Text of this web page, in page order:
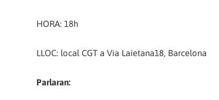
HORA: 18h
LLOC: local CGT a Via Laietana18, Barcelona
Parlaran: